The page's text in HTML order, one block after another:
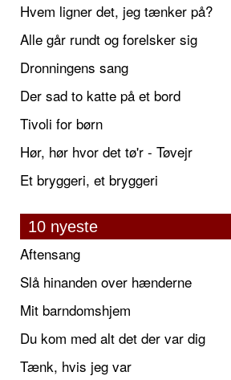
Hvem ligner det, jeg tænker på?
Alle går rundt og forelsker sig
Dronningens sang
Der sad to katte på et bord
Tivoli for børn
Hør, hør hvor det tø'r - Tøvejr
Et bryggeri, et bryggeri
10 nyeste
Aftensang
Slå hinanden over hænderne
Mit barndomshjem
Du kom med alt det der var dig
Tænk, hvis jeg var